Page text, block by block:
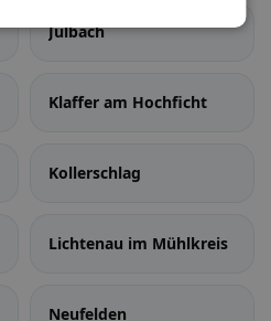
Julbach
Klaffer am Hochficht
Kollerschlag
Lichtenau im Mühlkreis
Neufelden